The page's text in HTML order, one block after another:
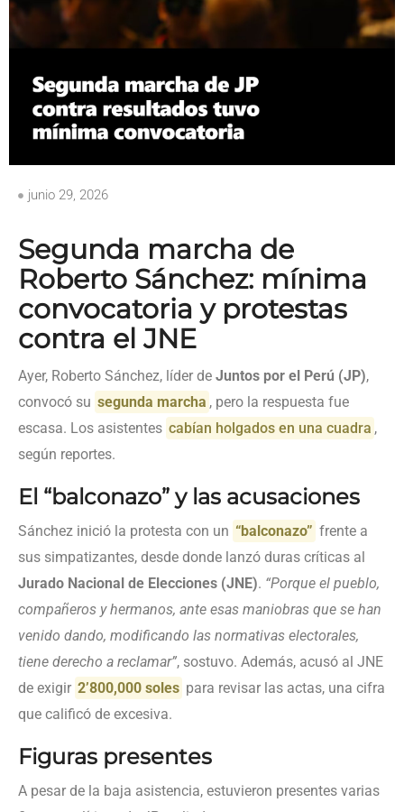
junio 29, 2026
Segunda marcha de
Roberto Sánchez: mínima
convocatoria y protestas
contra el JNE
Ayer, Roberto Sánchez, líder de Juntos por el Perú (JP),
convocó su segunda marcha , pero la respuesta fue
escasa. Los asistentes cabían holgados en una cuadra ,
según reportes.
El “balconazo” y las acusaciones
Sánchez inició la protesta con un “balconazo” frente a
sus simpatizantes, desde donde lanzó duras críticas al
Jurado Nacional de Elecciones (JNE). “Porque el pueblo,
compañeros y hermanos, ante esas maniobras que se han
venido dando, modificando las normativas electorales,
tiene derecho a reclamar”, sostuvo. Además, acusó al JNE
de exigir 2’800,000 soles para revisar las actas, una cifra
que calificó de excesiva.
Figuras presentes
A pesar de la baja asistencia, estuvieron presentes varias